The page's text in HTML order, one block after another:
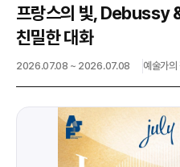
프랑스의 빛, Debussy
친밀한 대화
2026.07.08 ~ 2026.07.08 예술가의
jpg, jpeg, png, pdf 파일만 업로